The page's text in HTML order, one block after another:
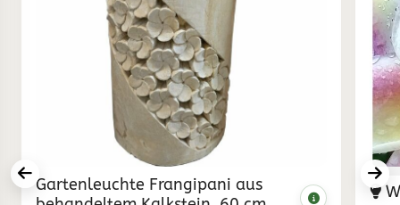
Gartenleuchte Frangipani aus